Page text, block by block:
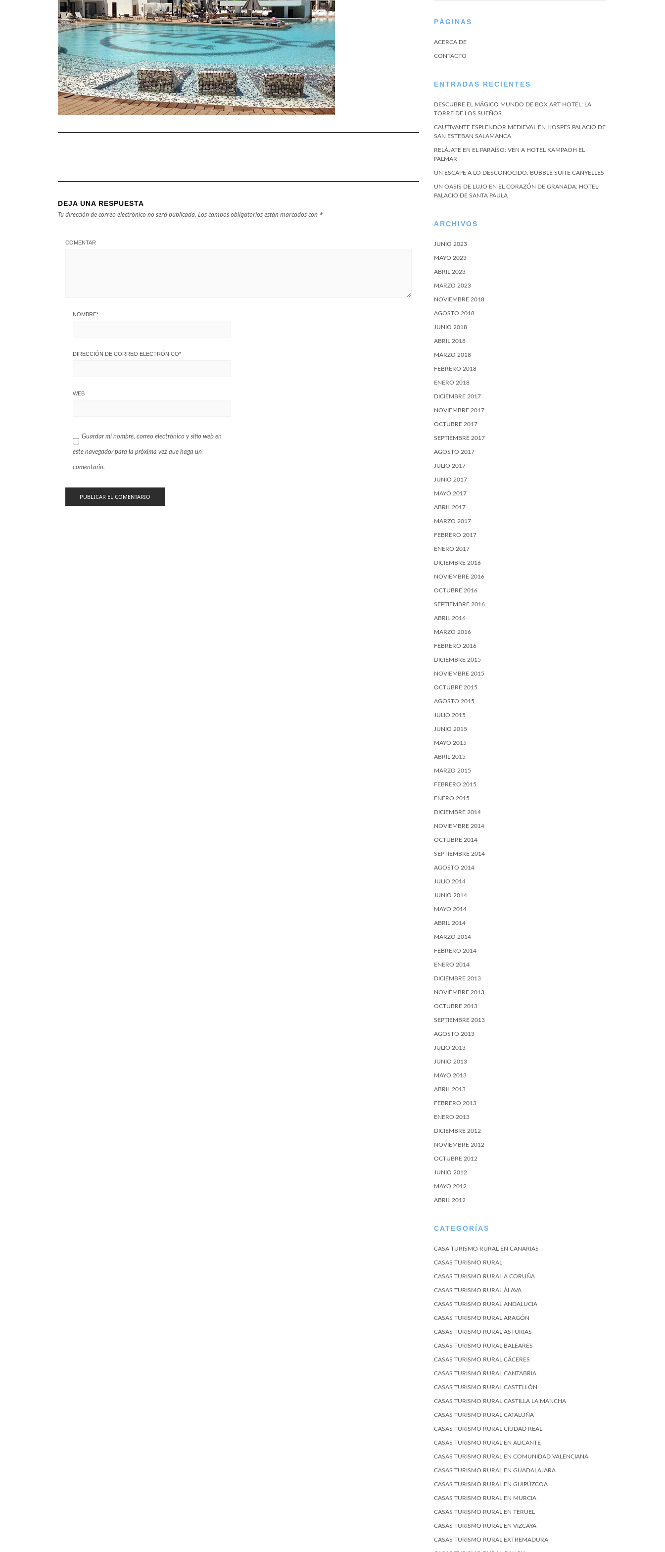
DEJA UNA RESPUESTA
Tu dirección de correo electrónico no será publicada. Los campos obligatorios están marcados con *
COMENTAR
NOMBRE*
DIRECCIÓN DE CORREO ELECTRÓNICO*
WEB
Guardar mi nombre, correo electrónico y sitio web en
este navegador para la próxima vez que haga un
comentario.
PÁGINAS
ACERCA DE
CONTACTO
ENTRADAS RECIENTES
DESCUBRE EL MÁGICO MUNDO DE BOX ART HOTEL: LA
TORRE DE LOS SUEÑOS.
CAUTIVANTE ESPLENDOR MEDIEVAL EN HOSPES PALACIO DE
SAN ESTEBAN SALAMANCA
RELÁJATE EN EL PARAÍSO: VEN A HOTEL KAMPAOH EL
PALMAR
UN ESCAPE A LO DESCONOCIDO: BUBBLE SUITE CANYELLES
UN OASIS DE LUJO EN EL CORAZÓN DE GRANADA: HOTEL
PALACIO DE SANTA PAULA
ARCHIVOS
JUNIO 2023
MAYO 2023
ABRIL 2023
MARZO 2023
NOVIEMBRE 2018
AGOSTO 2018
JUNIO 2018
ABRIL 2018
MARZO 2018
FEBRERO 2018
ENERO 2018
DICIEMBRE 2017
NOVIEMBRE 2017
OCTUBRE 2017
SEPTIEMBRE 2017
AGOSTO 2017
JULIO 2017
JUNIO 2017
MAYO 2017
ABRIL 2017
MARZO 2017
FEBRERO 2017
ENERO 2017
DICIEMBRE 2016
NOVIEMBRE 2016
OCTUBRE 2016
SEPTIEMBRE 2016
ABRIL 2016
MARZO 2016
FEBRERO 2016
DICIEMBRE 2015
NOVIEMBRE 2015
OCTUBRE 2015
AGOSTO 2015
JULIO 2015
JUNIO 2015
MAYO 2015
ABRIL 2015
MARZO 2015
FEBRERO 2015
ENERO 2015
DICIEMBRE 2014
NOVIEMBRE 2014
OCTUBRE 2014
SEPTIEMBRE 2014
AGOSTO 2014
JULIO 2014
JUNIO 2014
MAYO 2014
ABRIL 2014
MARZO 2014
FEBRERO 2014
ENERO 2014
DICIEMBRE 2013
NOVIEMBRE 2013
OCTUBRE 2013
SEPTIEMBRE 2013
AGOSTO 2013
JULIO 2013
JUNIO 2013
MAYO 2013
ABRIL 2013
FEBRERO 2013
ENERO 2013
DICIEMBRE 2012
NOVIEMBRE 2012
OCTUBRE 2012
JUNIO 2012
MAYO 2012
ABRIL 2012
CATEGORÍAS
CASA TURISMO RURAL EN CANARIAS
CASAS TURISMO RURAL
CASAS TURISMO RURAL A CORUÑA
CASAS TURISMO RURAL ÁLAVA
CASAS TURISMO RURAL ANDALUCIA
CASAS TURISMO RURAL ARAGÓN
CASAS TURISMO RURAL ASTURIAS
CASAS TURISMO RURAL BALEARES
CASAS TURISMO RURAL CÁCERES
CASAS TURISMO RURAL CANTABRIA
CASAS TURISMO RURAL CASTELLÓN
CASAS TURISMO RURAL CASTILLA LA MANCHA
CASAS TURISMO RURAL CATALUÑA
CASAS TURISMO RURAL CIUDAD REAL
CASAS TURISMO RURAL EN ALICANTE
CASAS TURISMO RURAL EN COMUNIDAD VALENCIANA
CASAS TURISMO RURAL EN GUADALAJARA
CASAS TURISMO RURAL EN GUIPÚZCOA
CASAS TURISMO RURAL EN MURCIA
CASAS TURISMO RURAL EN TERUEL
CASAS TURISMO RURAL EN VIZCAYA
CASAS TURISMO RURAL EXTREMADURA